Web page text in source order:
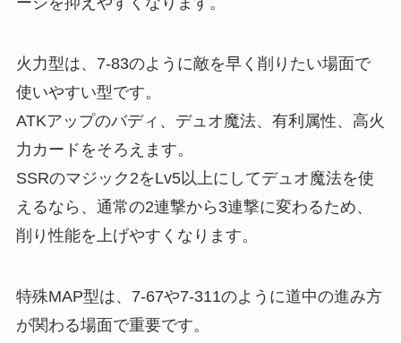
火力型は、7-83のように敵を早く削りたい場面で
使いやすい型です。
ATKアップのバディ、デュオ魔法、有利属性、高火
力カードをそろえます。
SSRのマジック2をLv5以上にしてデュオ魔法を使
えるなら、通常の2連撃から3連撃に変わるため、
削り性能を上げやすくなります。
特殊MAP型は、7-67や7-311のように道中の進み方
が関わる場面で重要です。